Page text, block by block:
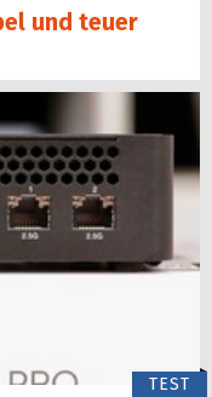
und teuer
TEST